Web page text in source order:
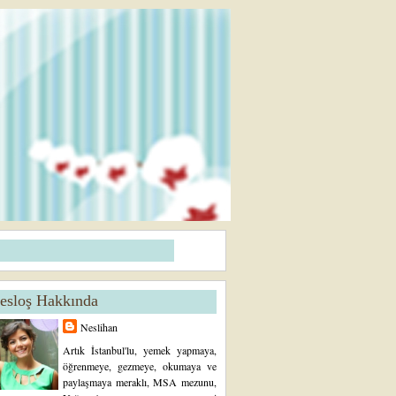
Hakkında
Neslihan
Artık İstanbul'lu, yemek yapmaya,
öğrenmeye, gezmeye, okumaya ve
paylaşmaya meraklı, MSA mezunu,